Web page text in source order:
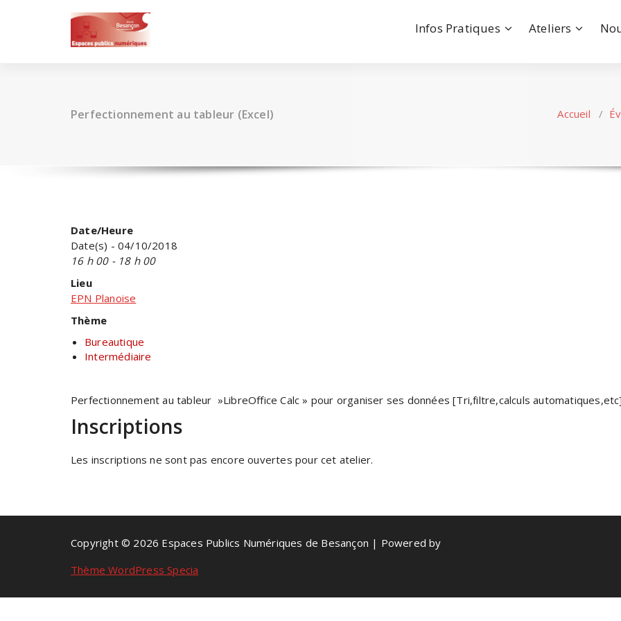
Infos Pratiques Ateliers
Perfectionnement au tableur (Excel) Accueil /
Date/Heure
Date(s) - 04/10/2018
16 h 00 - 18 h 00
Lieu
EPN Planoise
Thème
Bureautique
Intermédiaire
Perfectionnement au tableur »LibreOffice Calc » pour organiser ses données [Tri,filtre,calculs
Inscriptions
Les inscriptions ne sont pas encore ouvertes pour cet atelier.
Copyright © 2026 Espaces Publics Numériques de Besançon | Powered by
Thème WordPress Specia